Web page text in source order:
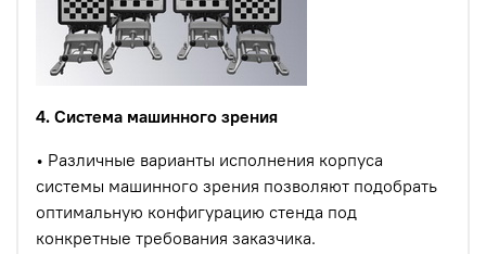
4. Система машинного зрения
• Различные варианты исполнения корпуса
системы машинного зрения позволяют подобрать
оптимальную конфигурацию стенда под
конкретные требования заказчика.